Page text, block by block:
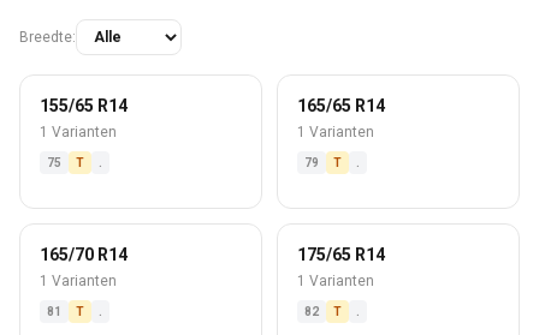
Breedte:
155/65 R14
1 Varianten
75 T
165/65 R14
1 Varianten
79 T
165/70 R14
1 Varianten
81 T
175/65 R14
1 Varianten
82 T